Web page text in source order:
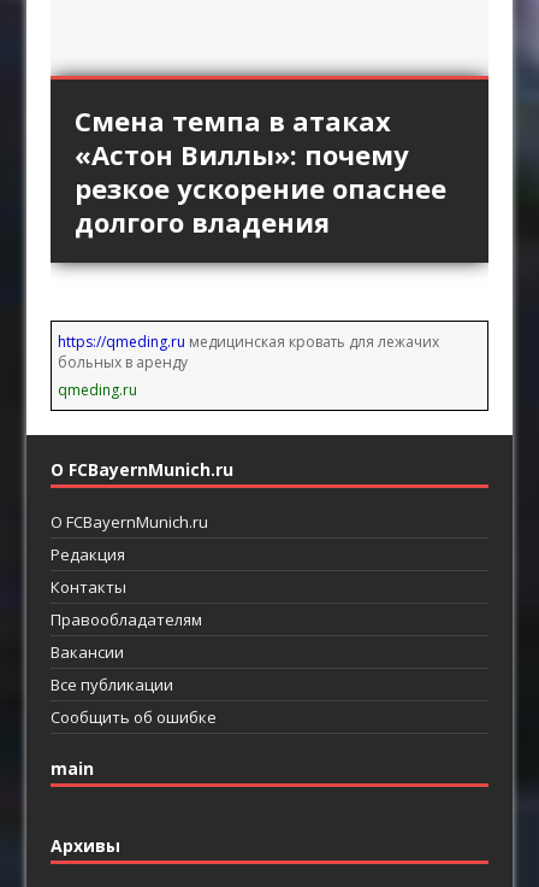
«Интер» против высокой
линии «Барселоны»:
пространство за защитой
как главный ресурс атаки
Длинный пас и борьба за
второй мяч: зачем клубы
Английской премьер-лиги
возвращают прямой
футбол
Стандарты «Арсенала»
как продолжение
позиционной атаки
Смена темпа в атаках
«Астон Виллы»: почему
резкое ускорение опаснее
долгого владения
«Брага» против
персонального прессинга:
как ротации освобождают
пространство между
линиями
https://qmeding.ru медицинская кровать для лежачих
больных в аренду
qmeding.ru
О FCBayernMunich.ru
О FCBayernMunich.ru
Редакция
Контакты
Правообладателям
Вакансии
Все публикации
Сообщить об ошибке
main
Архивы